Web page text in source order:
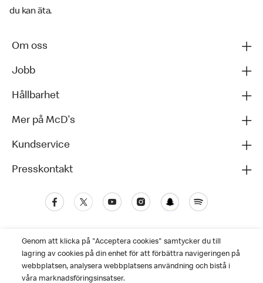
du kan äta.
Om oss
Jobb
Hållbarhet
Mer på McD's
Kundservice
Presskontakt
Genom att klicka på "Acceptera cookies" samtycker du till
lagring av cookies på din enhet för att förbättra navigeringen på
webbplatsen, analysera webbplatsens användning och bistå i
våra marknadsföringsinsatser.